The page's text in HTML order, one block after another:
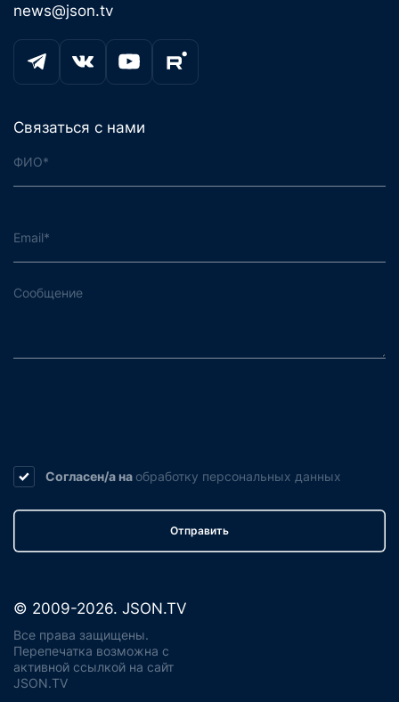
news@json.tv
Связаться с нами
Согласен/а на обработку персональных данных
Отправить
© 2009-2026. JSON.TV
Все права защищены.
Перепечатка возможна с
активной ссылкой на сайт
JSON.TV